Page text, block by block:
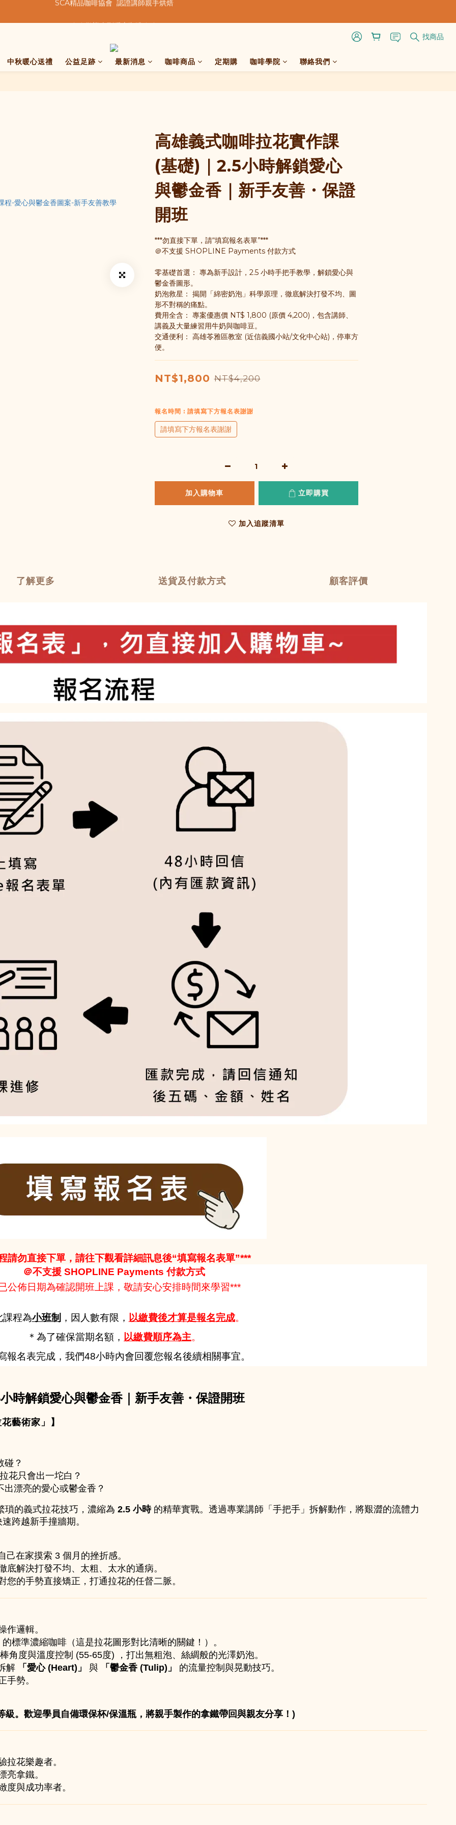
SCA精品咖啡協會  認證講師親手烘焙
找商品
中秋暖心送禮 公益足跡 最新消息 咖啡商品 定期購 咖啡學院 聯絡我們
高雄義式咖啡拉花實作課
(基礎)｜2.5小時解鎖愛心
與鬱金香｜新手友善・保證
開班
***勿直接下單，請“填寫報名表單”***
＠不支援 SHOPLINE Payments 付款方式
零基礎首選： 專為新手設計，2.5 小時手把手教學，解鎖愛心與
鬱金香圖形。
奶泡救星： 揭開「綿密奶泡」科學原理，徹底解決打發不均、圖
形不對稱的痛點。
費用全含： 專案優惠價 NT$ 1,800 (原價 4,200)，包含講師、
講義及大量練習用牛奶與咖啡豆。
交通便利： 高雄苓雅區教室 (近信義國小站/文化中心站)，停車方
便。
NT$1,800 NT$4,200
報名時間 : 請填寫下方報名表謝謝
請填寫下方報名表謝謝
加入購物車 立即購買
加入追蹤清單
了解更多 送貨及付款方式 顧客評價
請勿直接下單，請往下觀看詳細訊息後“填寫報名表單”***
＠不支援 SHOPLINE Payments 付款方式
公佈日期為確認開班上課，敬請安心安排時間來學習***
課程為小班制 ，因人數有限， 以繳費後才算是報名完成。
＊為了確保當期名額， 以繳費順序為主。
報名表完成，我們48小時內會回覆您報名後續相關事宜。
時解鎖愛心與鬱金香｜新手友善・保證開班
藝術家」】
碰？
花只會出一坨白？
漂亮的愛心或鬱金香？
瑣的義式拉花技巧，濃縮為 2.5 小時 的精華實戰。透過專業講師「手把手」拆解動作，將艱澀的流體力
跨越新手撞牆期。
在家摸索 3 個月的挫折感。
解決打發不均、太粗、太水的通病。
的手勢直接矯正，打通拉花的任督二脈。
作邏輯。
標準濃縮咖啡（這是拉花圖形對比清晰的關鍵！）。
角度與溫度控制 (55-65度) ，打出無粗泡、絲綢般的光澤奶泡。
解
「愛心 (Heart)」 與 「鬱金香 (Tulip)」
的流量控制與晃動技巧。
手勢。
。歡迎學員自備環保杯/保溫瓶，將親手製作的拿鐵帶回與親友分享！)
花樂趣者。
亮拿鐵。
與成功率者。